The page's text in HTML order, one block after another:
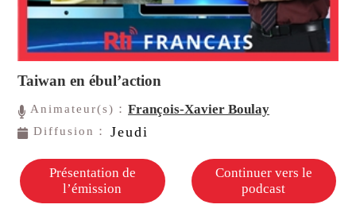
Taiwan en ébul’action
Animateur(s)：François-Xavier Boulay
Diffusion： Jeudi
Présentation de
l’émission
Continuer vers le
podcast